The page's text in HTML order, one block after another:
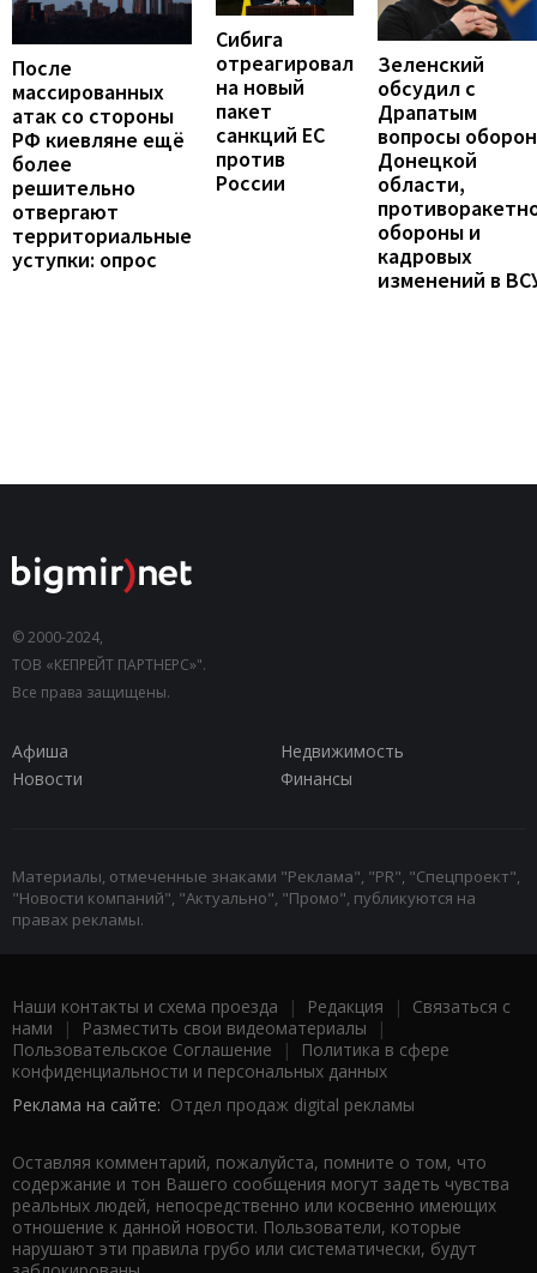
После
массированных
атак со стороны
РФ киевляне ещё
более
решительно
отвергают
территориальные
уступки: опрос
Сибига
отреагировал
на новый
пакет
санкций ЕС
против
России
Зеленский
обсудил с
Драпатым
вопросы
Донецкой
области,
обороны и
кадровых
изменений в
© 2000-2024,
ТОВ «КЕПРЕЙТ ПАРТНЕРС»".
Все права защищены.
Афиша
Недвижимость
Новости
Финансы
Материалы, отмеченные знаками "Реклама", "PR", "Спецпроект",
"Новости компаний", "Актуально", "Промо", публикуются на
правах рекламы.
Наши контакты и схема проезда | Редакция | Связаться с
нами | Разместить свои видеоматериалы |
Пользовательское Соглашение |
Политика в сфере
конфиденциальности и персональных данных
Реклама на сайте: Отдел продаж digital рекламы
Оставляя комментарий, пожалуйста, помните о том, что
содержание и тон Вашего сообщения могут задеть чувства
реальных людей, непосредственно или косвенно имеющих
отношение к данной новости. Пользователи, которые
нарушают эти правила грубо или систематически, будут